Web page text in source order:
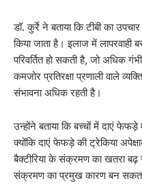
डॉ. कुर्रे ने बताया कि टीबी का
किया जाता है। इलाज में लापरवाही
परिवर्तित हो सकती है, जो अधिक
कमजोर प्रतिरक्षा प्रणाली वाले
संभावना अधिक रहती है।
उन्होंने बताया कि बच्चों में दाएं
क्योंकि दाएं फेफड़े की ट्रेकिया
बैक्टीरिया के संक्रमण का खतरा बढ़
संक्रमण का प्रमुख कारण बन